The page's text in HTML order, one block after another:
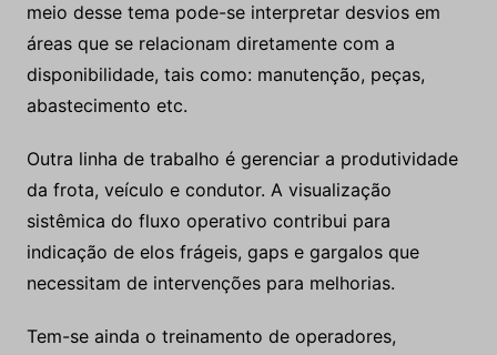
meio desse tema pode-se interpretar desvios em
áreas que se relacionam diretamente com a
disponibilidade, tais como: manutenção, peças,
abastecimento etc.
Outra linha de trabalho é gerenciar a produtividade
da frota, veículo e condutor. A visualização
sistêmica do fluxo operativo contribui para
indicação de elos frágeis, gaps e gargalos que
necessitam de intervenções para melhorias.
Tem-se ainda o treinamento de operadores,